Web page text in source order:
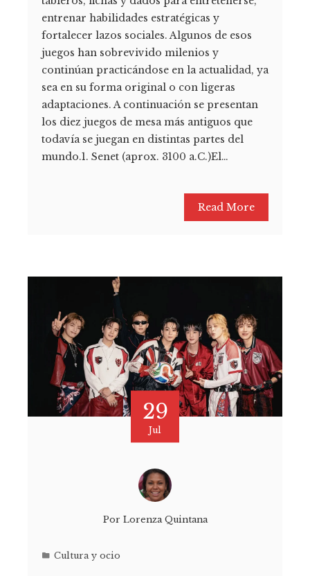
entrenar habilidades estratégicas y
fortalecer lazos sociales. Algunos de esos
juegos han sobrevivido milenios y
continúan practicándose en la actualidad, ya
sea en su forma original o con ligeras
adaptaciones. A continuación se presentan
los diez juegos de mesa más antiguos que
todavía se juegan en distintas partes del
mundo.1. Senet (aprox. 3100 a.C.)El…
Read More
29
Jul
Por Lorenza Quintana
Cultura y ocio